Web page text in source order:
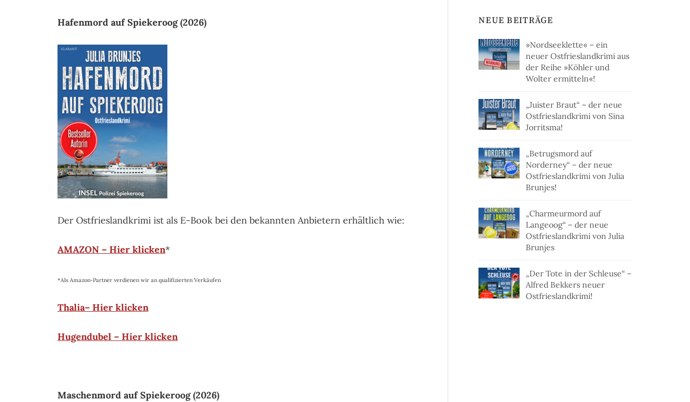
Hafenmord auf Spiekeroog (2026)
Der Ostfrieslandkrimi ist als E-Book bei den bekannten Anbietern erhältlich wie:
AMAZON – Hier klicken*
*Als Amazon-Partner verdienen wir an qualifizierten Verkäufen
Thalia– Hier klicken
Hugendubel – Hier klicken
Maschenmord auf Spiekeroog (2026)
NEUE BEITRÄGE
»Nordseeklette« – ein
neuer Ostfrieslandkrimi aus
der Reihe »Köhler und
Wolter ermitteln«!
„Juister Braut“ – der neue
Ostfrieslandkrimi von Sina
Jorritsma!
„Betrugsmord auf
Norderney“ – der neue
Ostfrieslandkrimi von Julia
Brunjes!
„Charmeurmord auf
Langeoog“ – der neue
Ostfrieslandkrimi von Julia
Brunjes
„Der Tote in der Schleuse“ –
Alfred Bekkers neuer
Ostfrieslandkrimi!